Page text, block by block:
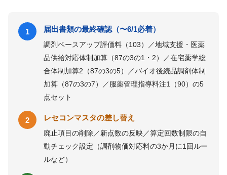
1 届出書類の最終確認（〜6/1必着）
調剤ベースアップ評価料（103）／地域支援・医薬
品供給対応体制加算（87の3の1・2）／在宅薬学総
合体制加算2（87の3の5）／バイオ後続品調剤体制
加算（87の3の7）／服薬管理指導料注1（90）の5
点セット
2 レセコンマスタの差し替え
廃止項目の削除／新点数の反映／算定回数制限の自
動チェック設定（調剤物価対応料の3か月に1回ルー
ルなど）